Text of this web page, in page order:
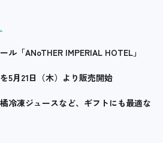
ル「ANoTHER IMPERIAL HOTEL」
5月21日（木）より販売開始
冷凍ジュースなど、ギフトにも最適な